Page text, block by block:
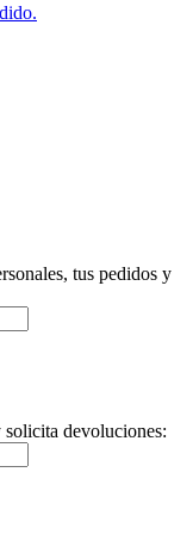
tus pedidos y
solicita devoluciones: